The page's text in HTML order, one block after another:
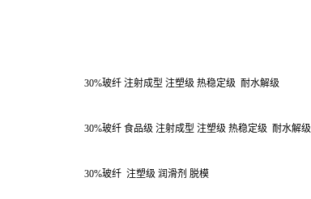
30%玻纤 注射成型 注塑级 热稳定级 耐水解级
30%玻纤 食品级 注射成型 注塑级 热稳定级 耐水解级
30%玻纤 注塑级 润滑剂 脱模